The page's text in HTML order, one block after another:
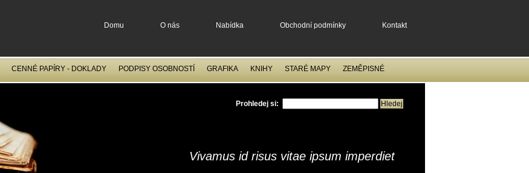
Domu O nás Nabídka Obchodní podmínky Kontakt
CENNÉ PAPÍRY - DOKLADY PODPISY OSOBNOSTÍ GRAFIKA KNIHY STARÉ MAPY ZEMĚPISNÉ
Vivamus id risus vitae ipsum imperdiet
Prohledej si: